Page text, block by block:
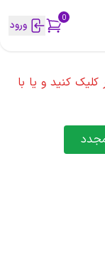
0 ورود
کنید و یا با